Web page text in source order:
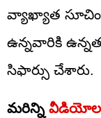
వ్యాఖ్యాత
ఉన్నవారికి
సిఫార్సు చేశారు.
మరిన్ని వీడియోల